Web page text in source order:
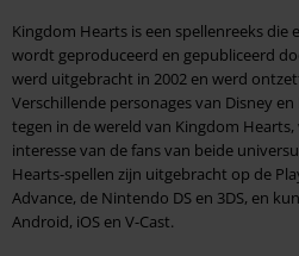
Kingdom Hearts is een spellenreeks die
wordt geproduceerd en gepubliceerd
werd uitgebracht in 2002 en werd
Verschillende personages van Disney
tegen in de wereld van Kingdom
interesse van de fans van beide
Hearts-spellen zijn uitgebracht op de
Advance, de Nintendo DS en 3DS, en
Android, iOS en V-Cast.